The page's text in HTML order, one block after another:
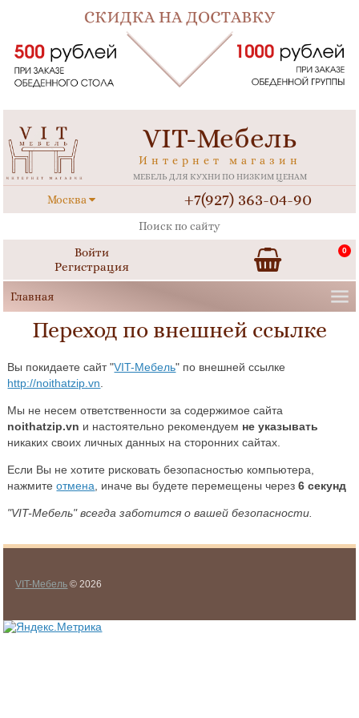
VIT-Мебель
Интернет магазин
МЕБЕЛЬ ДЛЯ КУХНИ ПО НИЗКИМ ЦЕНАМ
Москва +7(927) 363-04-90
Войти
Регистрация
0
Переход по внешней ссылке
Вы покидаете сайт "VIT-Мебель" по внешней ссылке
http://noithatzip.vn
Мы не несем ответственности за содержимое сайта
noithatzip.vn и настоятельно рекомендуем не указывать
никаких своих личных данных на сторонних сайтах.
Если Вы не хотите рисковать безопасностью компьютера,
нажмитеотмена , иначе вы будете перемещены через6 секунд
"VIT-Мебель" всегда заботится о вашей безопасности.
VIT-Мебель © 2026